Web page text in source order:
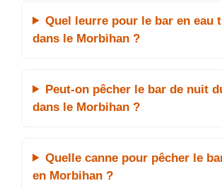
Quel leurre pour le bar en eau
dans le Morbihan ?
Peut-on pêcher le bar de nuit
dans le Morbihan ?
Quelle canne pour pêcher le
en Morbihan ?